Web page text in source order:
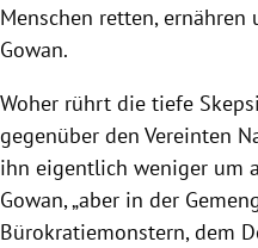
Menschen retten, ernähren
Gowan.
Woher rührt die tiefe
gegenüber den Vereinten
ihn eigentlich weniger um
Gowan, „aber in der
Bürokratiemonstern, dem